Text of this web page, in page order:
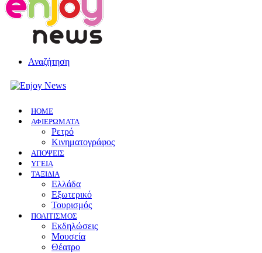
Αναζήτηση
HOME
ΑΦΙΕΡΩΜΑΤΑ
Ρετρό
Κινηματογράφος
ΑΠΟΨΕΙΣ
ΥΓΕΙΑ
ΤΑΞΙΔΙΑ
Ελλάδα
Εξωτερικό
Τουρισμός
ΠΟΛΙΤΙΣΜΟΣ
Eκδηλώσεις
Mουσεία
Θέατρο